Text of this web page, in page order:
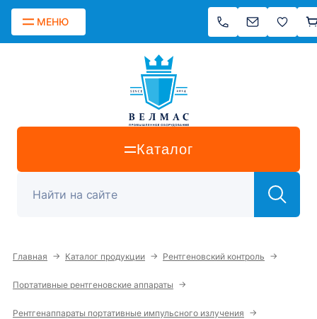
МЕНЮ
Каталог
Главная → Каталог продукции → Рентгеновский контроль →
Портативные рентгеновские аппараты →
Рентгенаппараты портативные импульсного излучения →